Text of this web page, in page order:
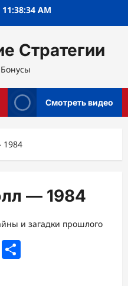
11:38:34 AM
Стратегии
Смотреть видео
— 1984
и загадки прошлого
Telegram